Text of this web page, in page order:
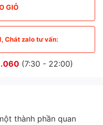
GIỎ
Chát zalo tư vấn:
(7:30 - 22:00)
thành phần quan